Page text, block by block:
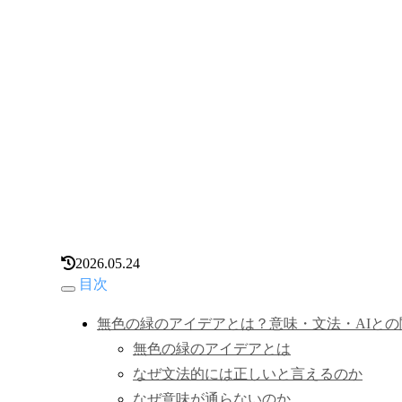
2026.05.24
目次
無色の緑のアイデアとは？意味・文法・AIと
無色の緑のアイデアとは
なぜ文法的には正しいと言えるのか
なぜ意味が通らないのか